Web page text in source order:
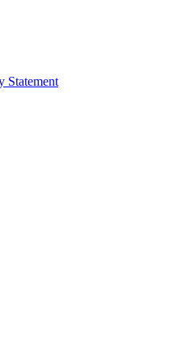
Statement